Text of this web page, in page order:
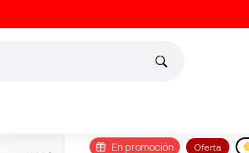
En promoción Oferta